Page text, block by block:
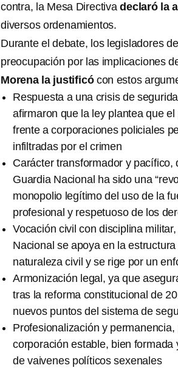
contra, la Mesa Directivadeclaró la
diversos ordenamientos.
Durante el debate, los legisladores
preocupación por las implicaciones
Morena la justificócon estos
Respuesta a una crisis de
afirmaron que la ley plantea que
frente a corporaciones policiales
infiltradas por el crimen
Carácter transformador y
Guardia Nacional ha sido una
monopolio legítimo del uso de la
profesional y respetuoso de los
Vocación civil con disciplina
Nacional se apoya en la
naturaleza civil y se rige por un
Armonización legal, ya que
tras la reforma constitucional de
nuevos puntos del sistema de
Profesionalización y
corporación estable, bien
de vaivenes políticos sexenales